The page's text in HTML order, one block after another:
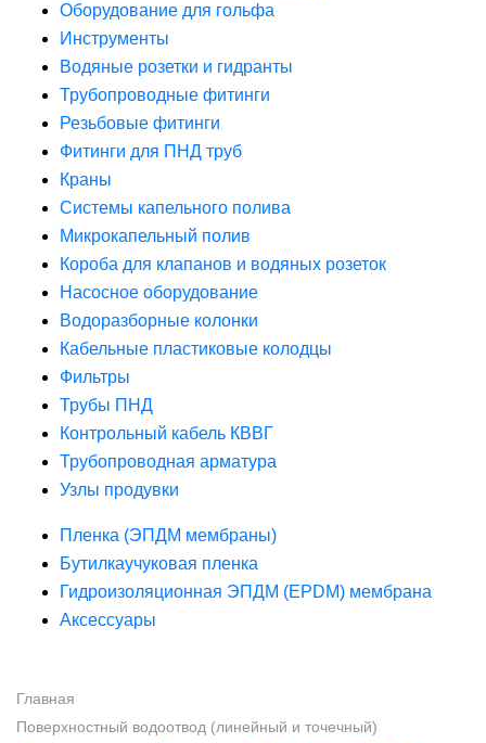
Оборудование для гольфа
Инструменты
Водяные розетки и гидранты
Трубопроводные фитинги
Резьбовые фитинги
Фитинги для ПНД труб
Краны
Системы капельного полива
Микрокапельный полив
Короба для клапанов и водяных розеток
Насосное оборудование
Водоразборные колонки
Кабельные пластиковые колодцы
Фильтры
Трубы ПНД
Контрольный кабель КВВГ
Трубопроводная арматура
Узлы продувки
Пленка (ЭПДМ мембраны)
Бутилкаучуковая пленка
Гидроизоляционная ЭПДМ (EPDM) мембрана
Аксессуары
Главная
Поверхностный водоотвод (линейный и точечный)